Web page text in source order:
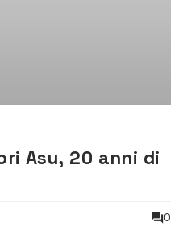
Asu, 20 anni di
0